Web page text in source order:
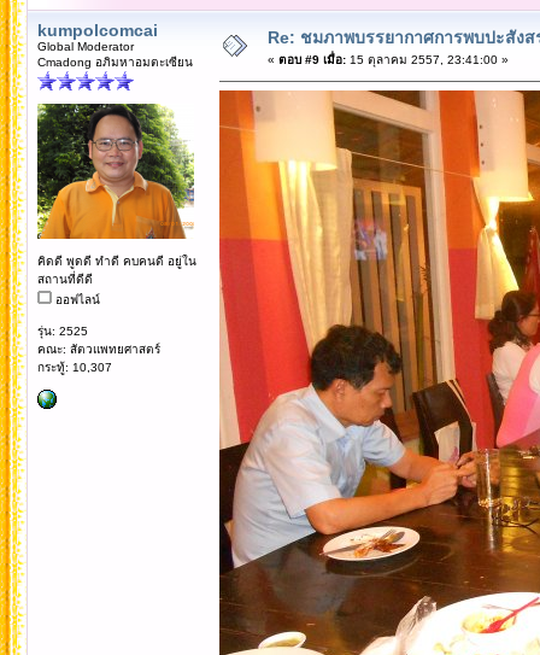
kumpolcomcai
Global Moderator
Cmadong อภิมหาอมตะเซียน
คิดดี พูดดี ทำดี คบคนดี อยู่ใน
สถานที่ดีดี
ออฟไลน์
รุ่น: 2525
คณะ: สัตวแพทยศาสตร์
กระทู้: 10,307
Re: ชมภาพบรรยากาศการพบปะสัง
« ตอบ #9 เมื่อ:15 ตุลาคม 2557, 23:41:00 »